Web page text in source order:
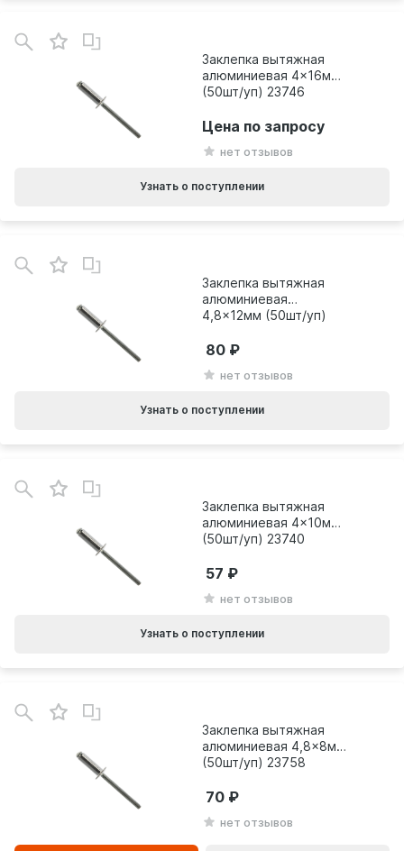
Заклепка вытяжная
алюминиевая 4x16мм
(50шт/уп) 23746
нет отзывов
Цена по запросу
Узнать о поступлении
Заклепка вытяжная
алюминиевая
4,8x12мм (50шт/уп)
нет отзывов
80
Узнать о поступлении
Заклепка вытяжная
алюминиевая 4x10мм
(50шт/уп) 23740
нет отзывов
57
Узнать о поступлении
Заклепка вытяжная
алюминиевая 4,8x8мм
(50шт/уп) 23758
нет отзывов
70